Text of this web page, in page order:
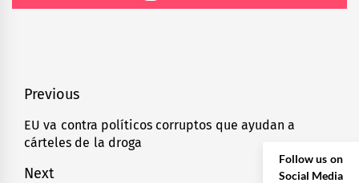
Navegación
de
entradas
Previous
Previous
post:
EU va contra políticos corruptos que ayudan a
cárteles de la droga
Next
Follow us on
Social Media